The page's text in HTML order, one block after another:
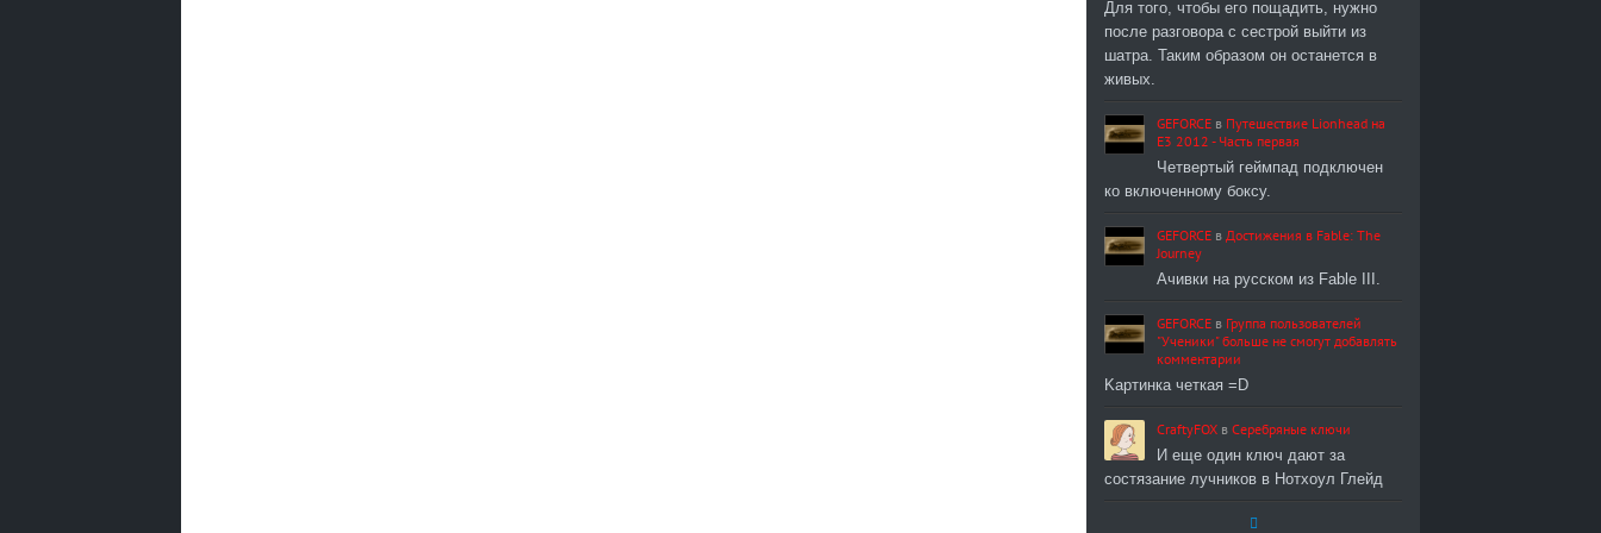
Для того, чтобы его пощадить, нужно
после разговора с сестрой выйти из
шатра. Таким образом он останется в
живых.
GEFORCE в Путешествие Lionhead на
E3 2012 - Часть первая
Четвертый геймпад подключен
ко включенному боксу.
GEFORCE в Достижения в Fable: The
Journey
Ачивки на русском из Fable III.
GEFORCE в Группа пользователей
"Ученики" больше не смогут добавлять
комментарии
Kартинка четкая =D
CraftyFOX в Серебряные ключи
И еще один ключ дают за
состязание лучников в Нотхоул Глейд